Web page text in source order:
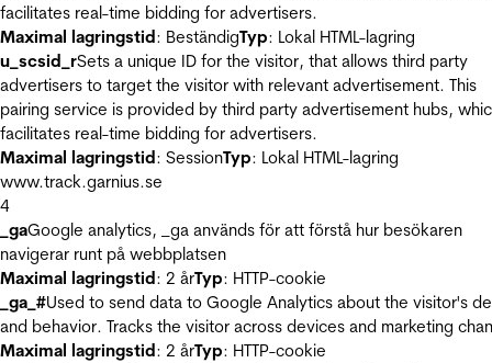
facilitates real-time bidding for advertisers.
Maximal lagringstid: BeständigTyp: Lokal HTML-lagring
u_scsid_rSets a unique ID for the visitor, that allows third party
advertisers to target the visitor with relevant advertisement. This
pairing service is provided by third party advertisement hubs,
facilitates real-time bidding for advertisers.
Maximal lagringstid: SessionTyp: Lokal HTML-lagring
www.track.garnius.se
4
_gaGoogle analytics, _ga används för att förstå hur besökaren
navigerar runt på webbplatsen
Maximal lagringstid: 2 årTyp: HTTP-cookie
_ga_#Used to send data to Google Analytics about the visitor's
and behavior. Tracks the visitor across devices and marketing
Maximal lagringstid: 2 årTyp: HTTP-cookie